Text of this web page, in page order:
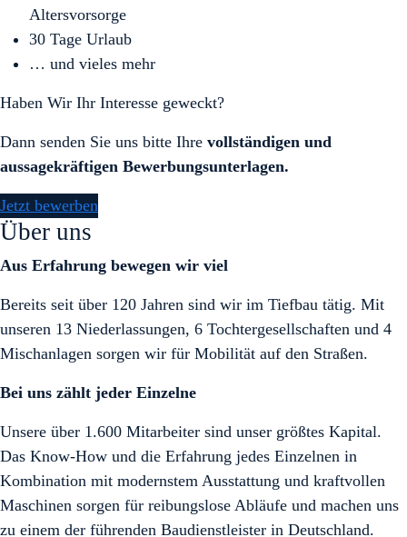
Altersvorsorge
30 Tage Urlaub
… und vieles mehr
Haben Wir Ihr Interesse geweckt?
Dann senden Sie uns bitte Ihre vollständigen und
aussagekräftigen Bewerbungsunterlagen.
Jetzt bewerben
Über uns
Aus Erfahrung bewegen wir viel
Bereits seit über 120 Jahren sind wir im Tiefbau tätig. Mit
unseren 13 Niederlassungen, 6 Tochtergesellschaften und 4
Mischanlagen sorgen wir für Mobilität auf den Straßen.
Bei uns zählt jeder Einzelne
Unsere über 1.600 Mitarbeiter sind unser größtes Kapital.
Das Know-How und die Erfahrung jedes Einzelnen in
Kombination mit modernstem Ausstattung und kraftvollen
Maschinen sorgen für reibungslose Abläufe und machen uns
zu einem der führenden Baudienstleister in Deutschland.